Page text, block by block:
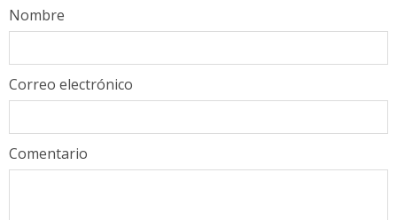
Comentario
Nombre
Correo electrónico